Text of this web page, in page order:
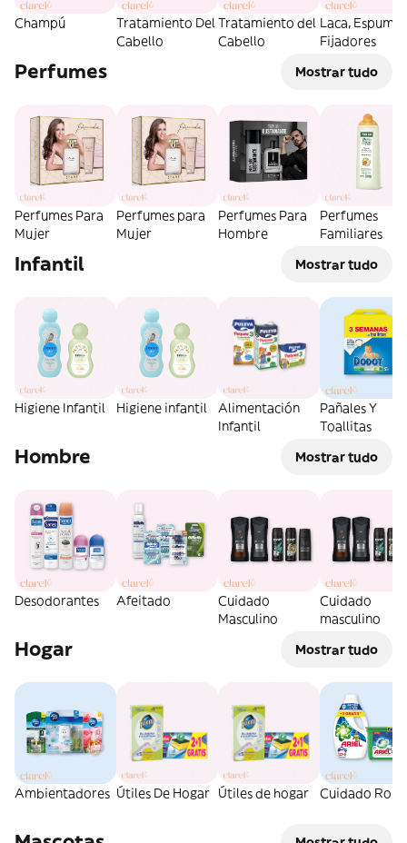
Champú
Tratamiento Del
Cabello
Tratamiento del
Cabello
Laca, Espuma
Fijadores
Perfumes Mostrar tudo
Perfumes Para
Mujer
Perfumes para
Mujer
Perfumes Para
Hombre
Perfumes
Familiares
Infantil Mostrar tudo
Higiene Infantil Higiene infantil
Alimentación
Infantil
Pañales Y
Toallitas
Hombre Mostrar tudo
Desodorantes Afeitado
Cuidado
Masculino
Cuidado
masculino
Hogar Mostrar tudo
Ambientadores Útiles De Hogar Útiles de hogar Cuidado Ropa